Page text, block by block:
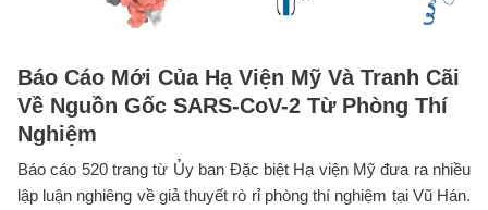
Báo Cáo Mới Của Hạ Viện Mỹ Và Tranh Cãi
Về Nguồn Gốc SARS-CoV-2 Từ Phòng Thí
Nghiệm
Báo cáo 520 trang từ Ủy ban Đặc biệt Hạ viện Mỹ đưa ra nhiều
lập luận nghiêng về giả thuyết rò rỉ phòng thí nghiệm tại Vũ Hán.